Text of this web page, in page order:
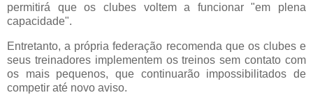
permitirá que os clubes voltem a funcionar "em plena
capacidade".
Entretanto, a própria federação recomenda que os clubes e
seus treinadores implementem os treinos sem contato com
os mais pequenos, que continuarão impossibilitados de
competir até novo aviso.